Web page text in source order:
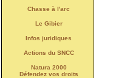
Chasse à l'arc
Le Gibier
Infos juridiques
Actions du SNCC
Natura 2000
Défendez vos droits